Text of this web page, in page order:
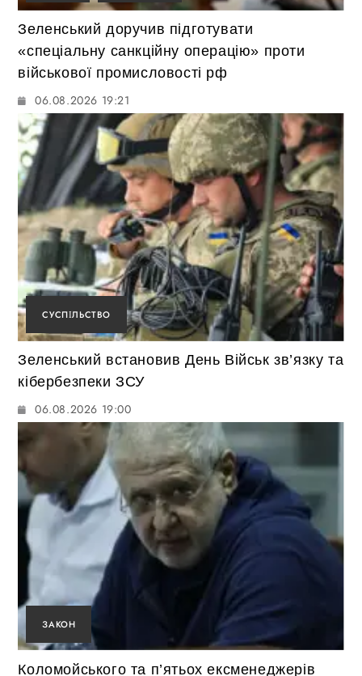
Зеленський доручив підготувати
«спеціальну санкційну операцію» проти
військової промисловості рф
06.08.2026 19:21
СУСПІЛЬСТВО
Зеленський встановив День Військ зв’язку та
кібербезпеки ЗСУ
06.08.2026 19:00
ЗАКОН
Коломойського та п’ятьох ексменеджерів